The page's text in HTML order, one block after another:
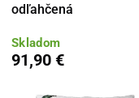
odľahčená
Skladom
91,90 €